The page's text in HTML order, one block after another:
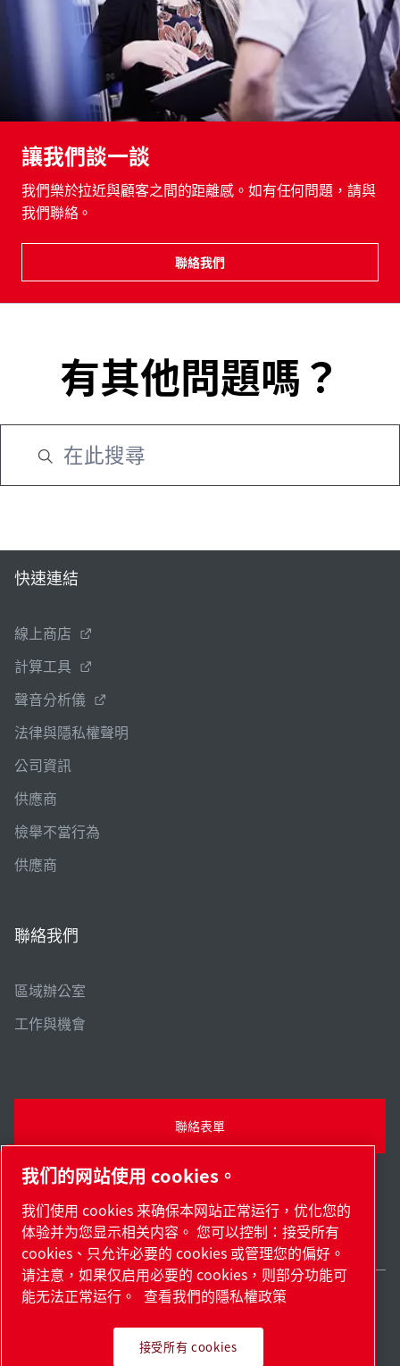
讓我們談一談
我們樂於拉近與顧客之間的距離感。如有任何問題，請與
我們聯絡。
聯絡我們
有其他問題嗎？
快速連結
線上商店
計算工具
聲音分析儀
法律與隱私權聲明
公司資訊
供應商
檢舉不當行為
供應商
聯絡我們
區域辦公室
工作與機會
聯絡表單
LINE ID: @824szcnd
網站地圖管理 cookies© 2026 著作權。
我们的网站使用 cookies。
我们使用 cookies 来确保本网站正常运行，优化您的
体验并为您显示相关内容。 您可以控制：接受所有
cookies、只允许必要的 cookies 或管理您的偏好。
请注意，如果仅启用必要的 cookies，则部分功能可
能无法正常运行。
查看我們的隱私權政策
接受所有 cookies